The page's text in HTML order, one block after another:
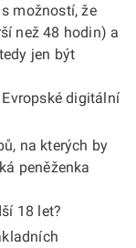
možností, že
než 48 hodin) a
jen být
digitální
na kterých by
peněženka
18 let?